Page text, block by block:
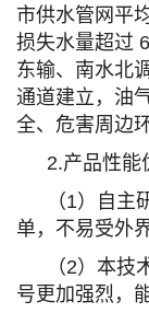
市供水管网平
损失水量超过
东输、南水北
通道建立，油
全、危害周边
2.产品性能
（1）自
单，不易受外
（2）本
号更加强烈，